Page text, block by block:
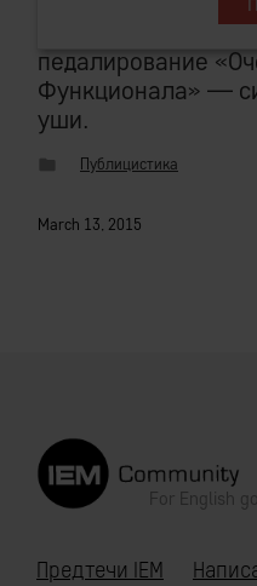
Теперь вы знаете,
педалирование
Функционала» —
уши.
Публицистика
March 13, 2015
For English go
Предтечи IEM